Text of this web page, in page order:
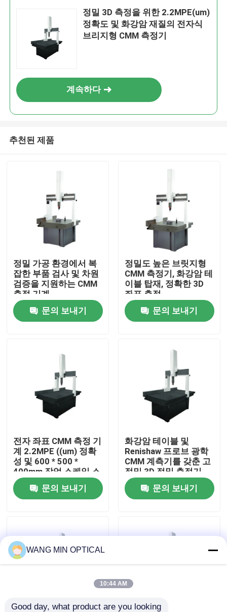
집
우리 에 관한 것
공장 투어
품질 관리
뉴스
CNC 비전 길이 측정기
정밀 3D 측정을 위한 2.2MPE(um)
정확도 및 화강암 재질의 전자식
브리지형 CMM 측정기
계속하다
추천된 제품
정밀 가공 환경에서 복
잡한 부품 검사 및 차원
검증을 지원하는 CMM
측정 기계
문의 보내기
정밀도 높은 브릿지형
CMM 측정기, 화강암 테
이블 탑재, 정확한 3D
좌표 측정
문의 보내기
전자 좌표 CMM 측정 기
계 2.2MPE ((um) 정확
성 및 600 * 500 *
400mm 작업 스케일 스
테인리스 스틸 및 그라
나이트 문의 보내기
화강암 테이블 및
Renishaw 프로브 광학
CMM 계측기를 갖춘 고
정밀 3D 정밀 측정기
문의 보내기
WANG MIN OPTICAL
10:44 AM
Good day, what product are you looking